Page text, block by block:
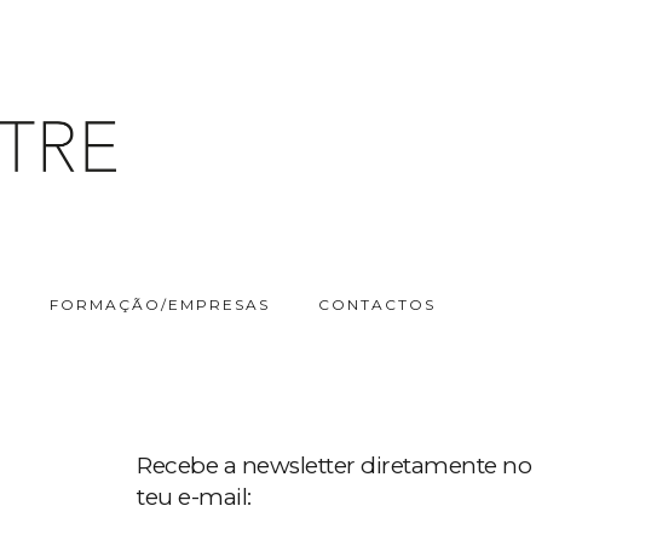
FORMAÇÃO/EMPRESAS CONTACTOS
Recebe a newsletter diretamente no
teu e-mail: